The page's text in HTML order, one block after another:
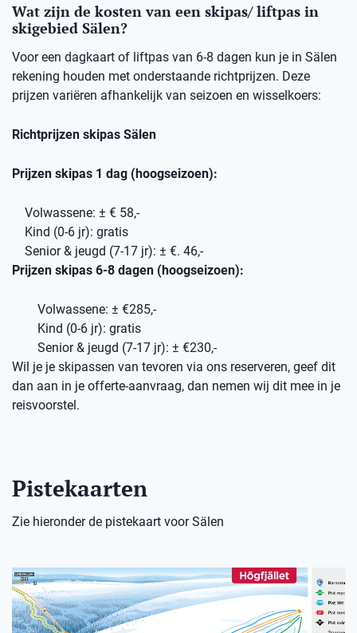
Wat zijn de kosten van een skipas/ liftpas in
skigebied Sälen?
Voor een dagkaart of liftpas van 6-8 dagen kun je in Sälen
rekening houden met onderstaande richtprijzen. Deze
prijzen variëren afhankelijk van seizoen en wisselkoers:
Richtprijzen skipas Sälen
Prijzen skipas 1 dag (hoogseizoen):
Volwassene: ± € 58,-
Kind (0-6 jr): gratis
Senior & jeugd (7-17 jr): ± €. 46,-
Prijzen skipas 6-8 dagen (hoogseizoen):
Volwassene: ± €285,-
Kind (0-6 jr): gratis
Senior & jeugd (7-17 jr): ± €230,-
Wil je je skipassen van tevoren via ons reserveren, geef dit
dan aan in je offerte-aanvraag, dan nemen wij dit mee in je
reisvoorstel.
Pistekaarten
Zie hieronder de pistekaart voor Sälen